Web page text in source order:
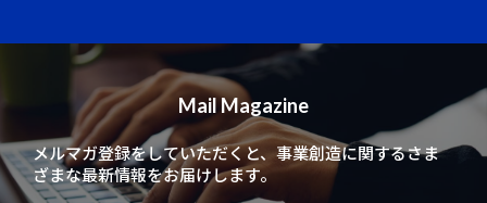
Mail Magazine
メルマガ登録をしていただくと、事業創造に関するさま
ざまな最新情報をお届けします。